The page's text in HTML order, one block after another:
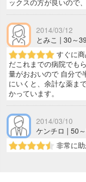
ックスの方が良いので
2014/03/12
とみこ | 30～
すぐに商
だこれまでの病院でも
量がおおいので 自分で
にいくと、余計な薬ま
かっています。
2014/03/10
ケンチロ | 50
非常に